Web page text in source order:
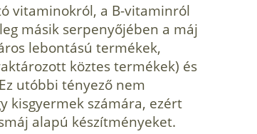
vitaminokról, a B-­vitaminról
másik serpenyőjében a máj
lebontású termékek,
köztes termékek) és
utóbbi tényező nem
kisgyermek számára, ezért
alapú készítményeket.